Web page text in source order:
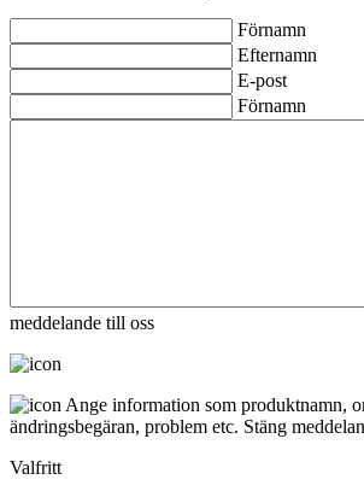
Förnamn
Efternamn
E-post
Förnamn
meddelande till oss
Ange information som produktnamn,
ändringsbegäran, problem etc. Stäng
Valfritt